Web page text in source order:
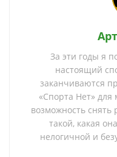
За эти годы я
настоящий
заканчиваются
«Спорта Нет»
возможность снять
такой, какая
нелогичной и